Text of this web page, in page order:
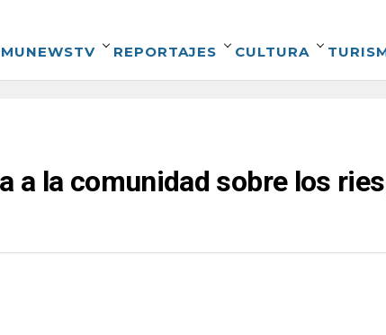
REPORTAJES CULTURA
a la comunidad sobre los